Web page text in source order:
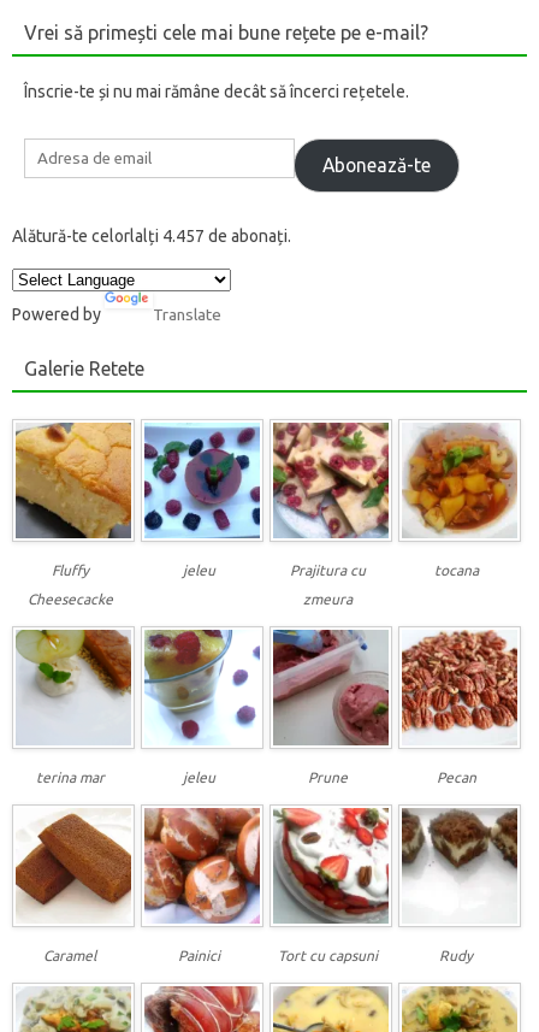
Vrei să primești cele mai bune rețete pe e-mail?
Înscrie-te și nu mai rămâne decât să încerci rețetele.
Adresa
de
email
Abonează-te
Alătură-te celorlalți 4.457 de abonați.
Powered by Translate
Galerie Retete
Fluffy
Cheesecacke
jeleu
Prajitura cu
zmeura
tocana
terina mar jeleu Prune Pecan
Caramel Painici Tort cu capsuni Rudy